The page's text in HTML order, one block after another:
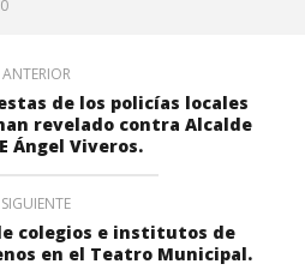
0
ANTERIOR
de los policías locales
revelado contra Alcalde
Ángel Viveros.
SIGUIENTE
colegios e institutos de
en el Teatro Municipal.